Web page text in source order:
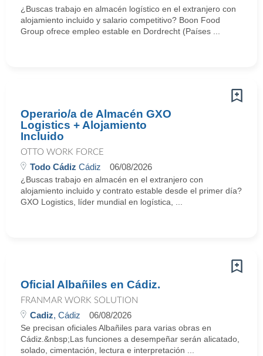
¿Buscas trabajo en almacén logístico en el extranjero con
alojamiento incluido y salario competitivo? Boon Food
Group ofrece empleo estable en Dordrecht (Países ...
Operario/a de Almacén GXO
Logistics + Alojamiento
Incluido
OTTO WORK FORCE
Todo Cádiz Cádiz 06/08/2026
¿Buscas trabajo en almacén en el extranjero con
alojamiento incluido y contrato estable desde el primer día?
GXO Logistics, líder mundial en logística, ...
Oficial Albañiles en Cádiz.
FRANMAR WORK SOLUTION
Cadiz, Cádiz 06/08/2026
Se precisan oficiales Albañiles para varias obras en
Cádiz.&nbsp;Las funciones a desempeñar serán alicatado,
solado, cimentación, lectura e interpretación ...